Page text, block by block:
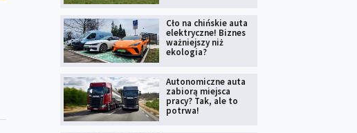
Cło na chińskie auta
elektryczne! Biznes
ważniejszy niż
ekologia?
Autonomiczne auta
zabiorą miejsca
pracy? Tak, ale to
potrwa!